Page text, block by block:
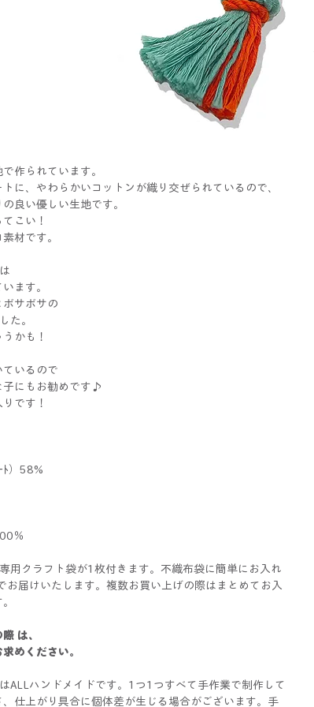
作られています。
に、やわらかいコットンが織り交ぜられているので、
良い優しい生地です。
こい！
材です。
ます。
ボサボサの
た。
かも！
ているので
子にもお勧めです♪
です！
）58%
％
用クラフト袋が1枚付きます。不織布袋に簡単にお入れ
お届けいたします。複数お買い上げの際はまとめてお入
は、
めください。
ALLハンドメイドです。1つ1つすべて手作業で制作して
、仕上がり具合に個体差が生じる場合がございます。手